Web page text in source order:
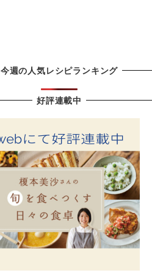
今週の人気レシピランキング
好評連載中